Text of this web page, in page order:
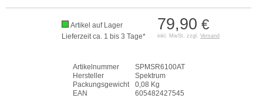
79,90 €
inkl. MwSt. zzgl. Versand
Artikel auf Lager
Lieferzeit ca. 1 bis 3 Tage*
Artikelnummer
SPMSR6100AT
Hersteller
Spektrum
Packungsgewicht
0,08 Kg
EAN
605482427545